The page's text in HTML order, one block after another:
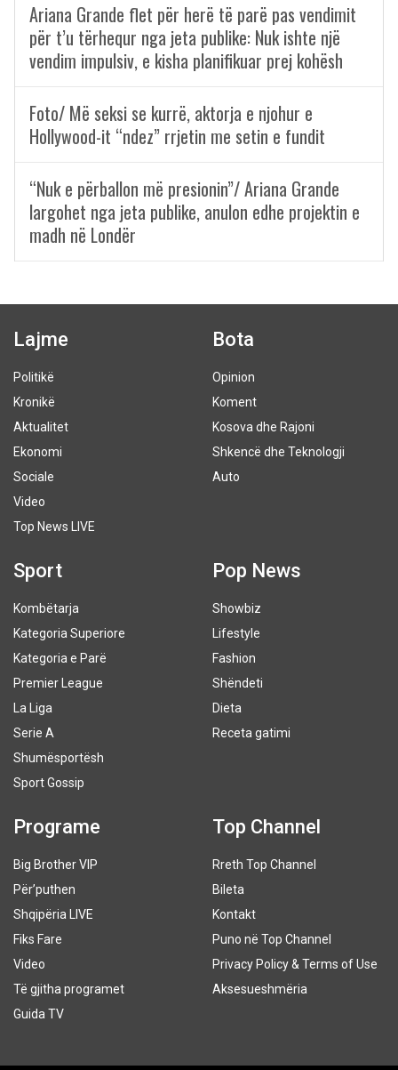
Ariana Grande flet për herë të parë pas vendimit
për t’u tërhequr nga jeta publike: Nuk ishte një
vendim impulsiv, e kisha planifikuar prej kohësh
Foto/ Më seksi se kurrë, aktorja e njohur e
Hollywood-it “ndez” rrjetin me setin e fundit
“Nuk e përballon më presionin”/ Ariana Grande
largohet nga jeta publike, anulon edhe projektin e
madh në Londër
Lajme
Politikë
Kronikë
Aktualitet
Ekonomi
Sociale
Video
Top News LIVE
Bota
Opinion
Koment
Kosova dhe Rajoni
Shkencë dhe Teknologji
Auto
Sport
Kombëtarja
Kategoria Superiore
Kategoria e Parë
Premier League
La Liga
Serie A
Shumësportësh
Sport Gossip
Pop News
Showbiz
Lifestyle
Fashion
Shëndeti
Dieta
Receta gatimi
Programe
Big Brother VIP
Për’puthen
Shqipëria LIVE
Fiks Fare
Video
Të gjitha programet
Guida TV
Top Channel
Rreth Top Channel
Bileta
Kontakt
Puno në Top Channel
Privacy Policy & Terms of Use
Aksesueshmëria